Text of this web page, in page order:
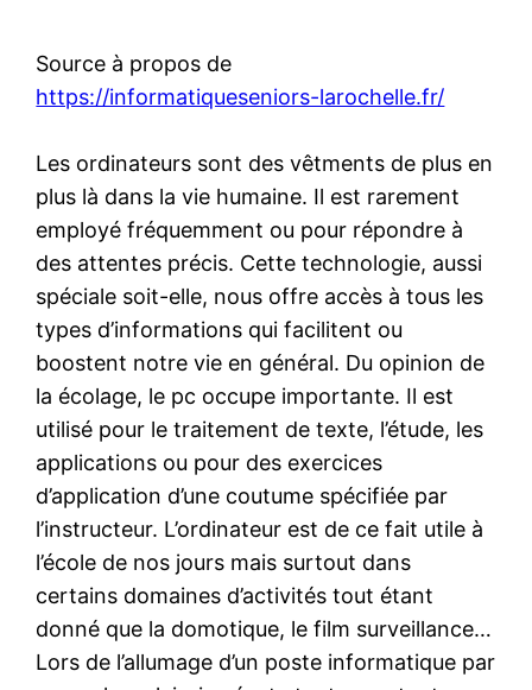
Source à propos de
https://informatiqueseniors-larochelle.fr/
Les ordinateurs sont des vêtments de plus en
plus là dans la vie humaine. Il est rarement
employé fréquemment ou pour répondre à
des attentes précis. Cette technologie, aussi
spéciale soit-elle, nous offre accès à tous les
types d’informations qui facilitent ou
boostent notre vie en général. Du opinion de
la écolage, le pc occupe importante. Il est
utilisé pour le traitement de texte, l’étude, les
applications ou pour des exercices
d’application d’une coutume spécifiée par
l’instructeur. L’ordinateur est de ce fait utile à
l’école de nos jours mais surtout dans
certains domaines d’activités tout étant
donné que la domotique, le film surveillance…
Lors de l’allumage d’un poste informatique par